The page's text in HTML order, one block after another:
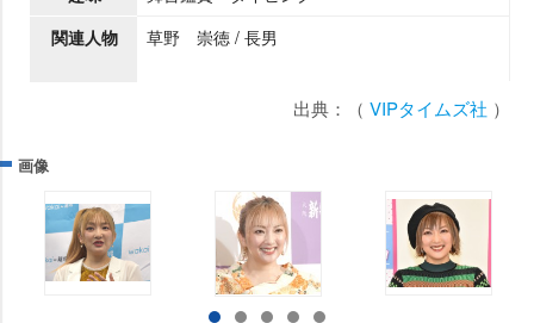
関連人物
草野 崇徳 / 長男
出典：（ VIPタイムズ社 ）
画像